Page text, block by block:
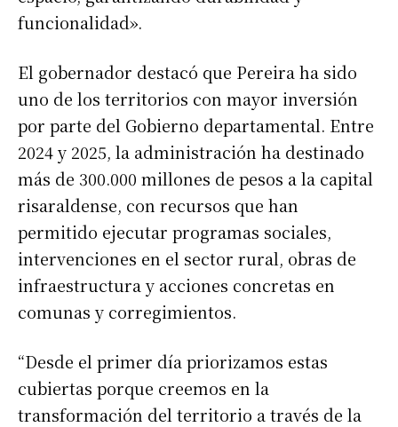
funcionalidad».
El gobernador destacó que Pereira ha sido
uno de los territorios con mayor inversión
por parte del Gobierno departamental. Entre
2024 y 2025, la administración ha destinado
más de 300.000 millones de pesos a la capital
risaraldense, con recursos que han
permitido ejecutar programas sociales,
intervenciones en el sector rural, obras de
infraestructura y acciones concretas en
comunas y corregimientos.
“Desde el primer día priorizamos estas
cubiertas porque creemos en la
transformación del territorio a través de la